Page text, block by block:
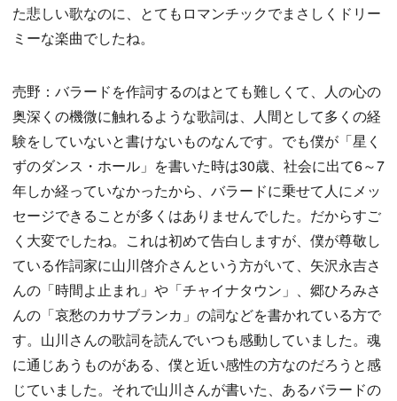
た悲しい歌なのに、とてもロマンチックでまさしくドリー
ミーな楽曲でしたね。
売野：バラードを作詞するのはとても難しくて、人の心の
奥深くの機微に触れるような歌詞は、人間として多くの経
験をしていないと書けないものなんです。でも僕が「星く
ずのダンス・ホール」を書いた時は30歳、社会に出て6～7
年しか経っていなかったから、バラードに乗せて人にメッ
セージできることが多くはありませんでした。だからすご
く大変でしたね。これは初めて告白しますが、僕が尊敬し
ている作詞家に山川啓介さんという方がいて、矢沢永吉さ
んの「時間よ止まれ」や「チャイナタウン」、郷ひろみさ
んの「哀愁のカサブランカ」の詞などを書かれている方で
す。山川さんの歌詞を読んでいつも感動していました。魂
に通じあうものがある、僕と近い感性の方なのだろうと感
じていました。それで山川さんが書いた、あるバラードの